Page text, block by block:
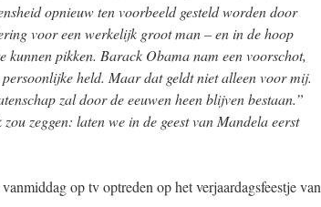
opnieuw ten voorbeeld gesteld worden door
voor een werkelijk groot man – en in de hoop
kunnen pikken. Barack Obama nam een voorschot,
held. Maar dat geldt niet alleen voor mij.
zal door de eeuwen heen blijven bestaan.”
zeggen: laten we in de geest van Mandela eerst
op tv optreden op het verjaardagsfeestje van